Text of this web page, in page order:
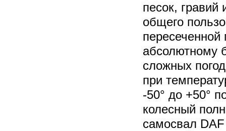
песок, гравий
общего
абсолютному
сложных
при
-50° до +50°
колесный
самосвал